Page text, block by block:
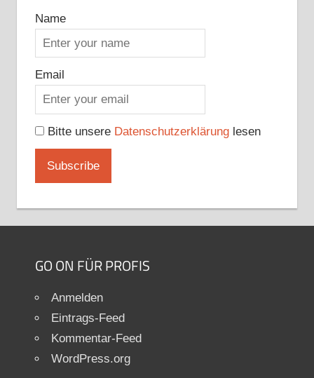
Name
Email
Bitte unsere Datenschutzerklärunglesen
GO ON FÜR PROFIS
Anmelden
Eintrags-Feed
Kommentar-Feed
WordPress.org